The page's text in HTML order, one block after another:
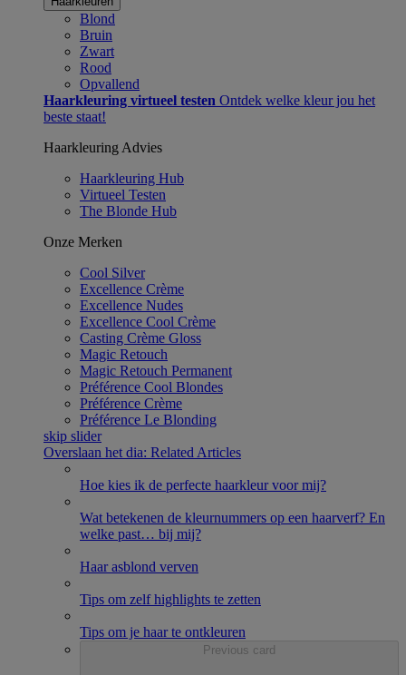
Blond
Bruin
Zwart
Rood
Opvallend
Haarkleuring virtueel testen Ontdek welke kleur jou het
beste staat!
Haarkleuring Advies
Haarkleuring Hub
Virtueel Testen
The Blonde Hub
Onze Merken
Cool Silver
Excellence Crème​
Excellence Nudes
Excellence Cool Crème
Casting Crème Gloss​
Magic Retouch​
Magic Retouch​ Permanent
Préférence Cool Blondes
Préférence Crème
Préférence Le Blonding
skip slider
Overslaan het dia: Related Articles
Hoe kies ik de perfecte haarkleur voor mij?
Wat betekenen de kleurnummers op een haarverf? En
welke past… bij mij?
Haar asblond verven
Tips om zelf highlights te zetten
Tips om je haar te ontkleuren
Previous card